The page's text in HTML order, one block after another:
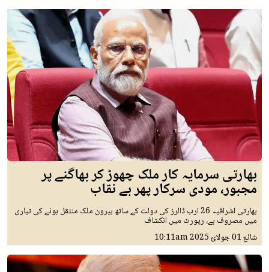
بھارتی سرمایہ کار ملک چھوڑ کر بھاگنے پر
مجبور، مودی سرکار پھر بے نقاب
بھارتی اشرافیہ 26 ارب ڈالرز کی دولت کے ساتھ بیرون ملک منتقل ہونے کی تیاری
میں مصروف ہے، رپورٹ میں انکشاف
شائع01 جولائ 2025 10:11am